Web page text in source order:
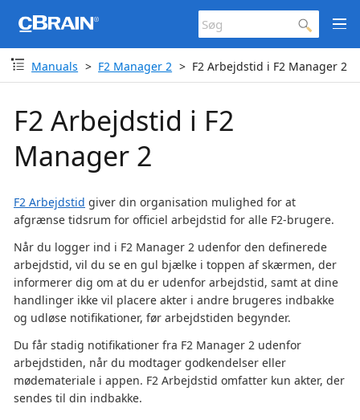
Manuals F2 Manager 2 F2 Arbejdstid i F2 Manager 2
F2 Arbejdstid i F2
Manager 2
F2 Arbejdstid giver din organisation mulighed for at
afgrænse tidsrum for officiel arbejdstid for alle F2-brugere.
Når du logger ind i F2 Manager 2 udenfor den definerede
arbejdstid, vil du se en gul bjælke i toppen af skærmen, der
informerer dig om at du er udenfor arbejdstid, samt at dine
handlinger ikke vil placere akter i andre brugeres indbakke
og udløse notifikationer, før arbejdstiden begynder.
Du får stadig notifikationer fra F2 Manager 2 udenfor
arbejdstiden, når du modtager godkendelser eller
mødemateriale i appen. F2 Arbejdstid omfatter kun akter, der
sendes til din indbakke.